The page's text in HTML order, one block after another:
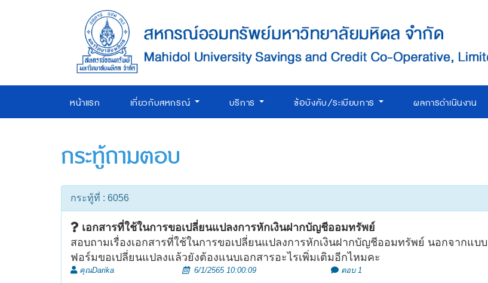
หน้าแรก เกี่ยวกับสหกรณ์ บริการ ข้อบังคับ/ระเบียบการ ผลการดำเนินงาน
กระทู้ถามตอบ
กระทู้ที่ : 6056
เอกสารที่ใช้ในการขอเปลี่ยนแปลงการหักเงินฝากบัญชีออมทรัพย์
สอบถามเรื่องเอกสารที่ใช้ในการขอเปลี่ยนแปลงการหักเงินฝากบัญชีออมทรัพย์ นอกจากแบบ
ฟอร์มขอเปลี่ยนแปลงแล้วยังต้องแนบเอกสารอะไรเพิ่มเติมอีกไหมคะ
คุณDarika 6/1/2565 10:00:09 ตอบ 1